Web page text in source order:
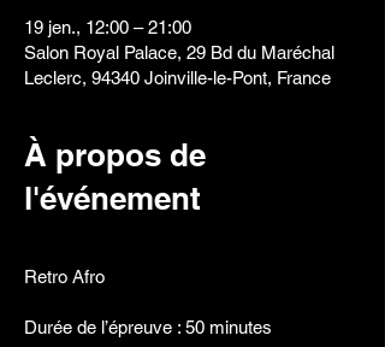
19 jen., 12:00 – 21:00
Salon Royal Palace, 29 Bd du Maréchal
Leclerc, 94340 Joinville-le-Pont, France
À propos de
l'événement
Retro Afro
Durée de l’épreuve : 50 minutes